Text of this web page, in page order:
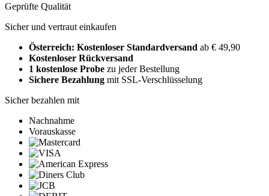
Geprüfte Qualität
Sicher und vertraut einkaufen
Österreich: Kostenloser Standardversand ab € 49,90
Kostenloser Rückversand
1 kostenlose Probe zu jeder Bestellung
Sichere Bezahlung mit SSL-Verschlüsselung
Sicher bezahlen mit
Nachnahme
Vorauskasse